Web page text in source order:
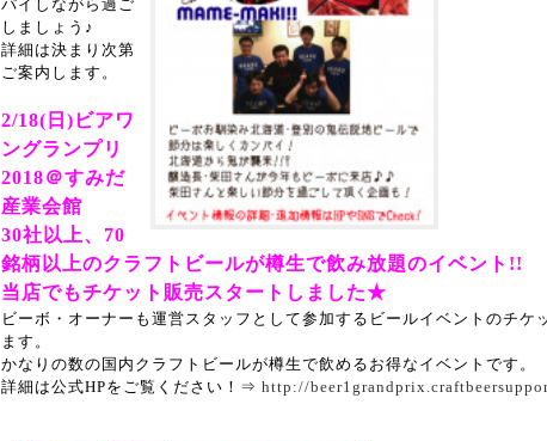
パイしながら過ご
しましょう♪
詳細は決まり次第
ご案内します。
2/18(日)ビアワ
ングランプリ
2018＠すみだ
産業会館
30社以上、70
銘柄以上のクラフトビールが樽生で飲み放題のイベント!!
当店でもチケット販売スタートしました★
ビーボ・オーナーも運営スタッフとして参加するビールイベントのチケ
ます。
かなりの数の国内クラフトビールが樽生で飲めるお得なイベントです。
詳細は公式HPをご覧ください！⇒ http://